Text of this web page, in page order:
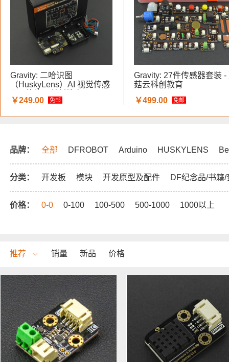
Gravity: 二哈识图
（HuskyLens）AI 视觉传感
￥249.00 免邮
Gravity: 27件传感器套装 -
菇云科创教育
￥499.00
免邮
品牌： 全部 DFROBOT Arduino HUSKYLENS
分类： 开发板 模块 开发原型及配件 DF纪念品/书籍/
价格： 0-0 0-100 100-500 500-1000 1000以上
推荐 销量 新品 价格